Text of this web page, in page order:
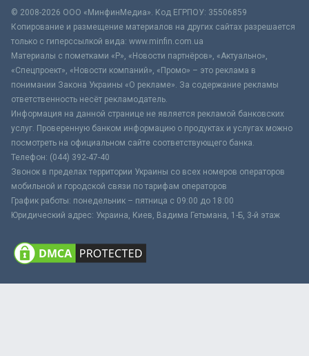
© 2008-2026 ООО «МинфинМедиа». Код ЕГРПОУ: 35506859
Копирование и размещение материалов на других сайтах разрешается
только с гиперссылкой вида: www.minfin.com.ua
Материалы с пометками «Р», «Новости партнёров», «Актуально»,
«Спецпроект», «Новости компаний», «Промо» – это реклама в
понимании Закона Украины «О рекламе». За содержание рекламы
ответственность несёт рекламодатель.
Информация на данной странице не является рекламой банковских
услуг. Проверенную банком информацию о продуктах и услугах можно
посмотреть на официальном сайте соответствующего банка.
Телефон: (044) 392-47-40
Звонок в пределах территории Украины со всех номеров операторов
мобильной и городской связи по тарифам операторов
График работы: понедельник – пятница с 09:00 до 18:00
Юридический адрес: Украина, Киев, Вадима Гетьмана, 1-Б, 3-й этаж